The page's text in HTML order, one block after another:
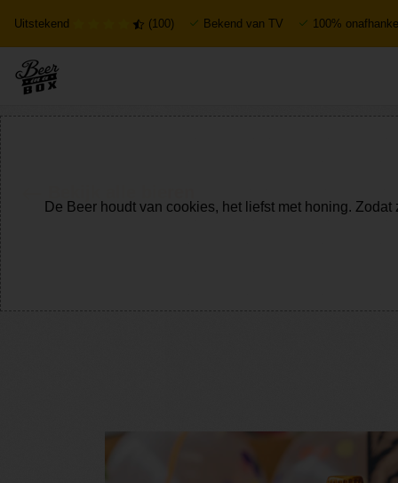
Uitstekend (100) Bekend van TV 100%
De Beer houdt van cookies, het liefst met honing.